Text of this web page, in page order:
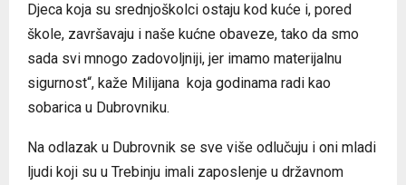
Djeca koja su srednjoškolci ostaju kod kuće i, pored
škole, završavaju i naše kućne obaveze, tako da smo
sada svi mnogo zadovoljniji, jer imamo materijalnu
sigurnost“, kaže Milijana koja godinama radi kao
sobarica u Dubrovniku.
Na odlazak u Dubrovnik se sve više odlučuju i oni mladi
ljudi koji su u Trebinju imali zaposlenje u državnom